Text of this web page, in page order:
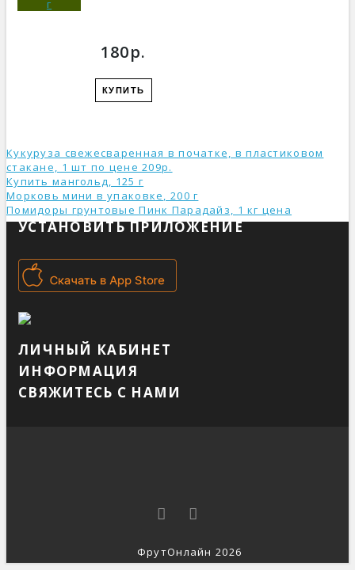
180р.
КУПИТЬ
Кукуруза свежесваренная в початке, в пластиковом
стакане, 1 шт по цене 209р.
Купить мангольд, 125 г
Морковь мини в упаковке, 200 г
Помидоры грунтовые Пинк Парадайз, 1 кг ценa
УСТАНОВИТЬ ПРИЛОЖЕНИЕ
ЛИЧНЫЙ КАБИНЕТ
ИНФОРМАЦИЯ
СВЯЖИТЕСЬ С НАМИ
ФрутОнлайн 2026